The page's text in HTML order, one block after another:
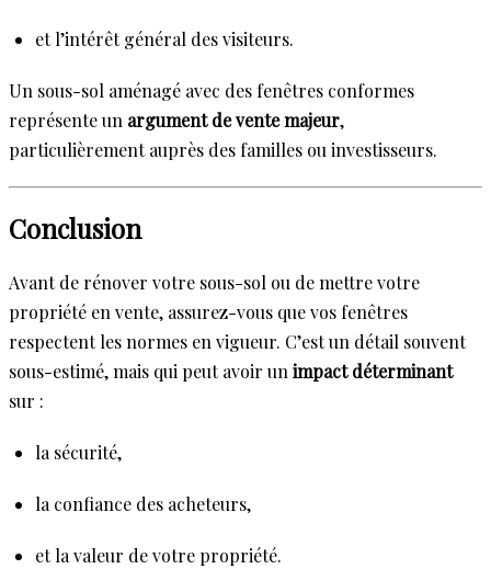
et l’intérêt général des visiteurs.
Un sous-sol aménagé avec des fenêtres conformes
représente un argument de vente majeur,
particulièrement auprès des familles ou investisseurs.
Conclusion
Avant de rénover votre sous-sol ou de mettre votre
propriété en vente, assurez-vous que vos fenêtres
respectent les normes en vigueur. C’est un détail souvent
sous-estimé, mais qui peut avoir unimpact déterminant
sur :
la sécurité,
la confiance des acheteurs,
et la valeur de votre propriété.